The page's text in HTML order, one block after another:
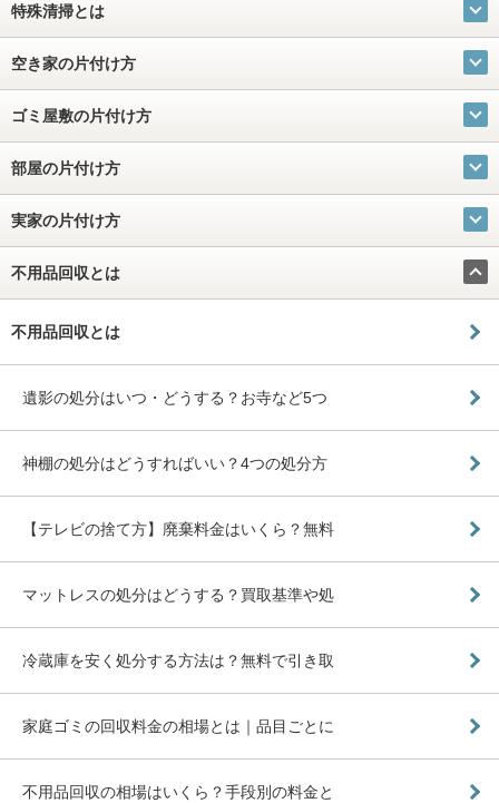
特殊清掃とは
空き家の片付け方
ゴミ屋敷の片付け方
部屋の片付け方
実家の片付け方
不用品回収とは
不用品回収とは
遺影の処分はいつ・どうする？お寺など5つ
神棚の処分はどうすればいい？4つの処分方
【テレビの捨て方】廃棄料金はいくら？無料
マットレスの処分はどうする？買取基準や処
冷蔵庫を安く処分する方法は？無料で引き取
家庭ゴミの回収料金の相場とは｜品目ごとに
不用品回収の相場はいくら？手段別の料金と